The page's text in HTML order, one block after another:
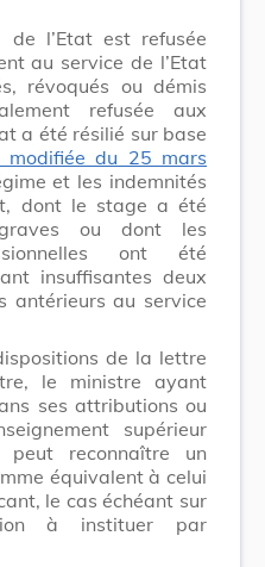
de l’Etat est refusée
au service de l’Etat
révoqués ou démis
refusée aux
a été résilié sur base
modifiée du 25 mars
et les indemnités
dont le stage a été
oudont les
ont été
insuffisantes deux
antérieurs au service
de la lettre
le ministre ayant
ses attributions ou
supérieur
reconnaître un
équivalent à celui
le cas échéant sur
à instituer par